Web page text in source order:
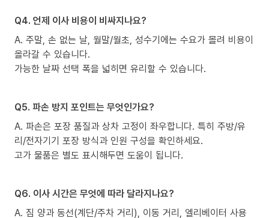
Q4. 언제 이사 비용이 비싸지나요?
A. 주말, 손 없는 날, 월말/월초, 성수기에는 수요가 몰려 비용이
올라갈 수 있습니다.
가능한 날짜 선택 폭을 넓히면 유리할 수 있습니다.
Q5. 파손 방지 포인트는 무엇인가요?
A. 파손은 포장 품질과 상차 고정이 좌우합니다. 특히 주방/유
리/전자기기 포장 방식과 인원 구성을 확인하세요.
고가 물품은 별도 표시해두면 도움이 됩니다.
Q6. 이사 시간은 무엇에 따라 달라지나요?
A. 짐 양과 동선(계단/주차 거리), 이동 거리, 엘리베이터 사용